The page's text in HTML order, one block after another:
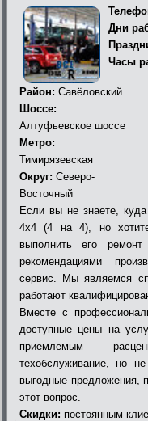
Дни
Часы
Район: Савёловский
Шоссе:
Алтуфьевское шоссе
Метро:
Тимирязевская
Округ: Северо-
Восточный
Если вы не знаете,
4х4 (4 на 4), но
выполнить его
рекомендациями
сервис. Мы являемся
работают
Вместе с
доступные цены на
приемлемым
техобслуживание, но
выгодные предложения,
этот вопрос.
Скидки: постоянным